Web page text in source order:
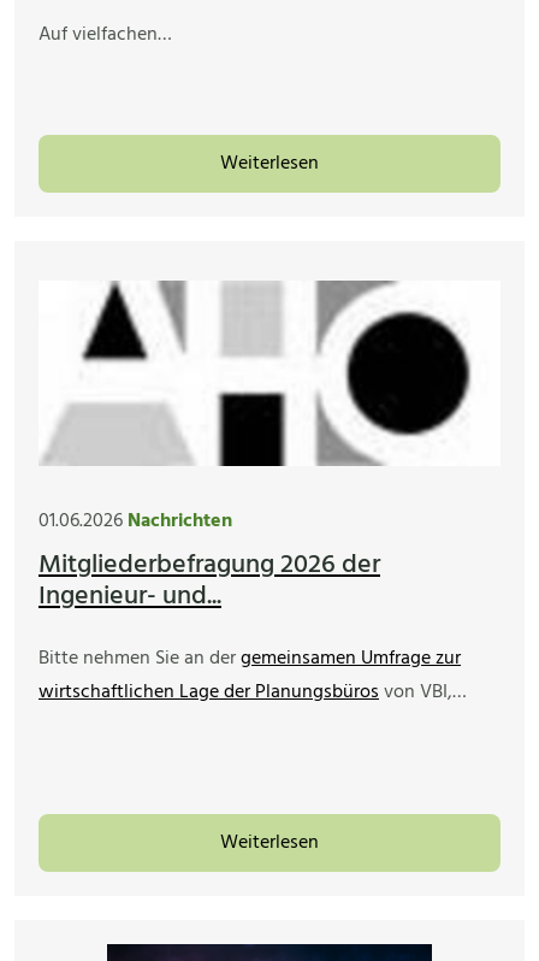
Auf vielfachen…
Weiterlesen
01.06.2026Nachrichten
Mitgliederbefragung 2026 der
Ingenieur- und...
Bitte nehmen Sie an dergemeinsamen Umfrage zur
wirtschaftlichen Lage der Planungsbürosvon VBI,…
Weiterlesen